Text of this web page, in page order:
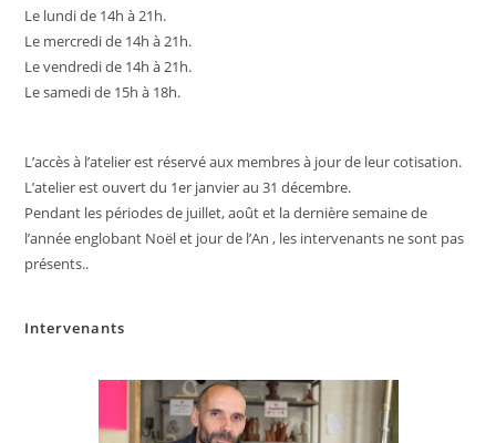
Le lundi de 14h à 21h.
Le mercredi de 14h à 21h.
Le vendredi de 14h à 21h.
Le samedi de 15h à 18h.
L’accès à l’atelier est réservé aux membres à jour de leur cotisation.
L’atelier est ouvert du 1er janvier au 31 décembre.
Pendant les périodes de juillet, août et la dernière semaine de
l’année englobant Noël et jour de l’An , les intervenants ne sont pas
présents..
Intervenants